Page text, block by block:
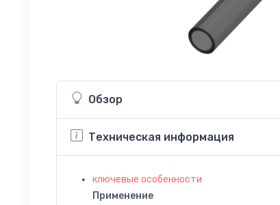
Обзор
Техническая информация
ключевые особенности
Применение